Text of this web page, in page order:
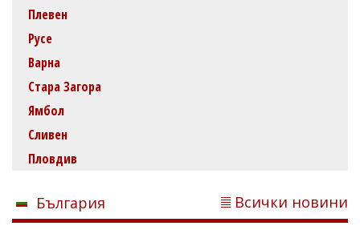
Плевен
Русе
Варна
Стара Загора
Ямбол
Сливен
Пловдив
България Всички новини